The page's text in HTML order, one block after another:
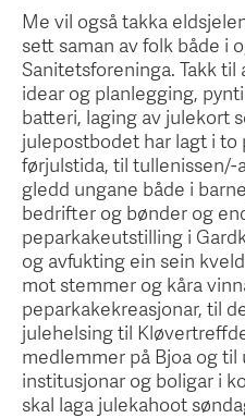
Me vil også takka
sett saman av folk både i
Sanitetsforeninga. Takk
idear og planlegging,
batteri, laging av julekort
julepostbodet har lagt i to
førjulstida, til tullenissen/-
gledd ungane både i
bedrifter og bønder og
peparkakeutstilling i
og avfukting ein sein
mot stemmer og kåra
peparkakekreasjonar, til
julehelsing til
medlemmer på Bjoa og
institusjonar og boligar i
skal laga julekahoot